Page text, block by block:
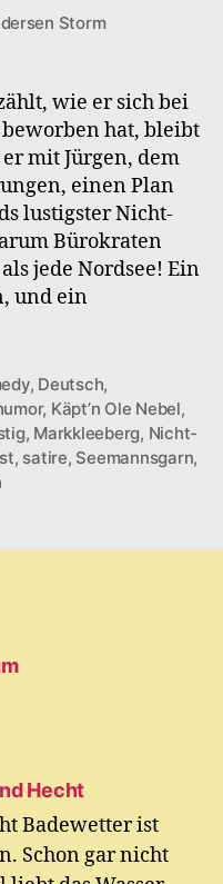
S1F8
lacht
Storm
wie er sich bei
beworben hat, bleibt
mit Jürgen, dem
einen Plan
lustigster Nicht-
Bürokraten
jede Nordsee! Ein
und ein
, Deutsch,
, Käpt’n Ole Nebel,
, Markkleeberg, Nicht-
, satire, Seemannsgarn,
Hecht
Badewetter ist
Schon gar nicht